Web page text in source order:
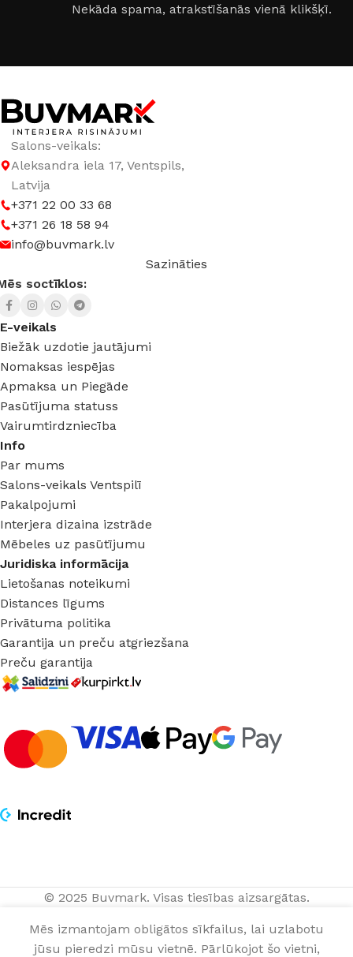
Nekāda spama, atrakstīšanās vienā klikšķī.
Salons-veikals:
Aleksandra iela 17, Ventspils,
Latvija
+371 22 00 33 68
+371 26 18 58 94
info@buvmark.lv
Sazināties
soctīklos:
E-veikals
Biežāk uzdotie jautājumi
Nomaksas iespējas
Apmaksa un Piegāde
Pasūtījuma statuss
Vairumtirdzniecība
Info
Par mums
Salons-veikals Ventspilī
Pakalpojumi
Interjera dizaina izstrāde
Mēbeles uz pasūtījumu
Juridiska informācija
Lietošanas noteikumi
Distances līgums
Privātuma politika
Garantija un preču atgriezšana
Preču garantija
© 2025 Buvmark. Visas tiesības aizsargātas.
Mēs izmantojam obligātos sīkfailus, lai uzlabotu
jūsu pieredzi mūsu vietnē. Pārlūkojot šo vietni,
Durvju
TELESKOP
Venge
3,50€ –
12,00€
gab.
OPCIJAS
TAGAD